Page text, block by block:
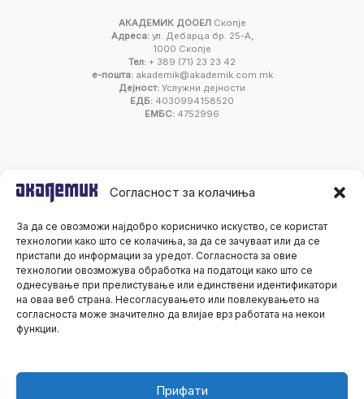
Согласност за колачиња
За да се овозможи најдобро корисничко искуство, се користат
технологии како што се колачиња, за да се зачуваат или да се
пристапи до информации за уредот. Согласноста за овие
технологии овозможува обработка на податоци како што се
однесување при прелистување или единствени идентификатори
на оваа веб страна. Несогласувањето или повлекувањето на
согласноста може значително да влијае врз работата на некои
функции.
Прифати
АКАДЕМИК ДООЕЛСкопје
Адреса:ул. Дебарца бр. 25-А,
1000 Скопје
Тел: + 389 (71) 23 23 42
е-пошта:akademik@akademik.com.mk
Дејност: Услужни дејности
ЕДБ: 4030994158520
ЕМБС: 4752996